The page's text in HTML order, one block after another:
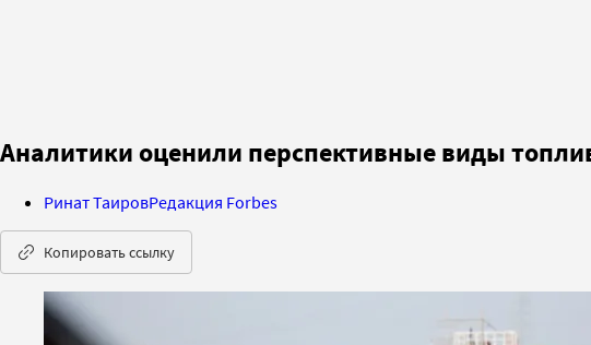
Аналитики оценили перспективные виды
Ринат ТаировРедакция Forbes
Копировать ссылку